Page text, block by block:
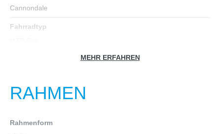
Cannondale
Fahrradtyp
Geschlecht
Gewicht in kg
MEHR ERFAHREN
RAHMEN
Rahmenform